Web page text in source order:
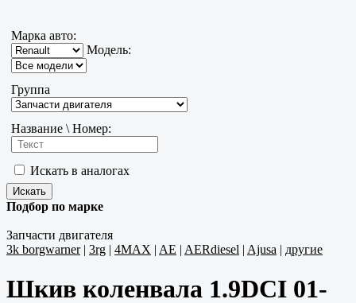
Марка авто:
Модель:
Группа
Название \ Номер:
Искать в аналогах
Подбор по марке
Запчасти двигателя
3k borgwarner| 3rg | 4MAX | AE | AERdiesel | Ajusa | другие
Шкив коленвала 1.9DCI 01-